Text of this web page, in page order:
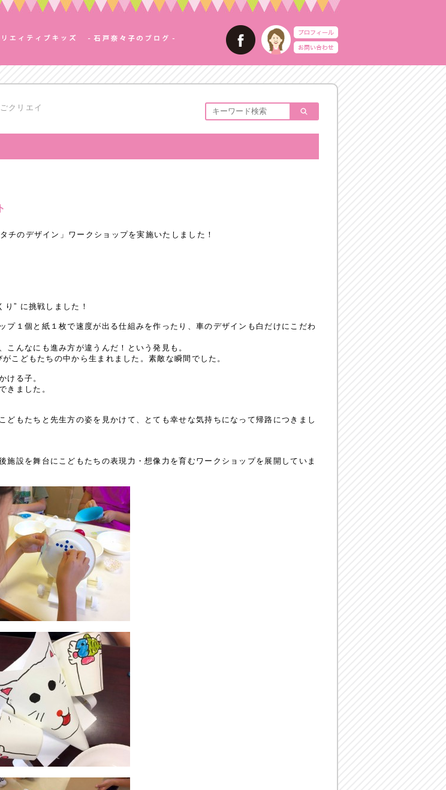
クリエイ
のデザイン」ワークショップを実施いたしました！
” に挑戦しました！
１個と紙１枚で速度が出る仕組みを作ったり、車のデザインも白だけにこだわ
んなにも進み方が違うんだ！という発見も。
こどもたちの中から生まれました。素敵な瞬間でした。
ける子。
きました。
もたちと先生方の姿を見かけて、とても幸せな気持ちになって帰路につきまし
設を舞台にこどもたちの表現力・想像力を育むワークショップを展開していま